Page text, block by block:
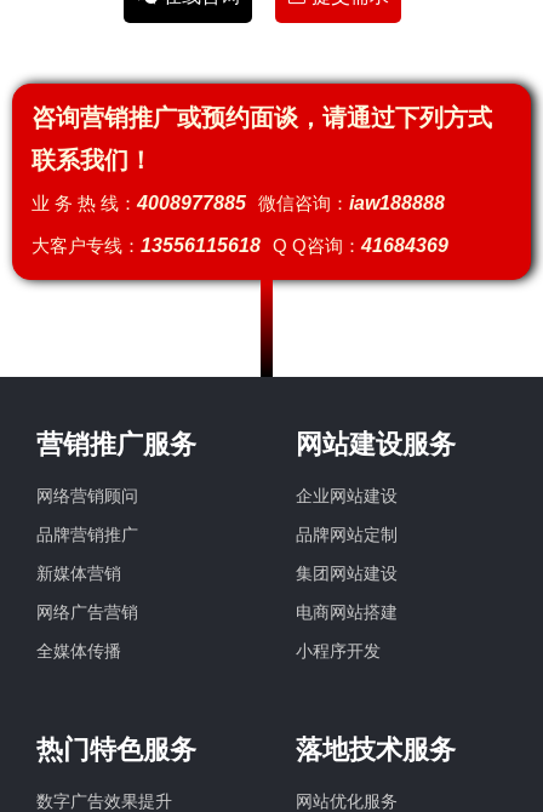
咨询营销推广或预约面谈，请通过下列方式
联系我们！
业 务 热 线：4008977885 微信咨询： iaw188888
大客户专线： 13556115618 Q Q咨询：41684369
营销推广服务
网络营销顾问
品牌营销推广
新媒体营销
网络广告营销
全媒体传播
网站建设服务
企业网站建设
品牌网站定制
集团网站建设
电商网站搭建
小程序开发
热门特色服务
数字广告效果提升
落地技术服务
网站优化服务